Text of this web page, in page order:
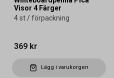
Visor 4 Färger
4 st / förpackning
369 kr
Lägg i varukorgen